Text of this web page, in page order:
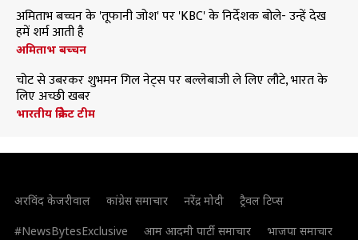
अमिताभ बच्चन के 'तूफानी जोश' पर 'KBC' के निर्देशक बोले- उन्हें देख
हमें शर्म आती है
अमिताभ बच्चन
चोट से उबरकर शुभमन गिल नेट्स पर बल्लेबाजी ले लिए लौटे, भारत के
लिए अच्छी खबर
भारतीय क्रिकेट टीम
अरविंद केजरीवाल कांग्रेस समाचार नरेंद्र मोदी
ट्रैवल टिप्स
#NewsBytesExclusive
आम आदमी पार्टी समाचार भाजपा समाचार